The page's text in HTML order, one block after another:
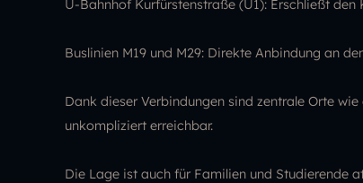
U-Bahnhof Kurfürstenstraße (U1): Erschließt
Buslinien M19 und M29: Direkte Anbindung an
Dank dieser Verbindungen sind zentrale Orte
unkompliziert erreichbar.
Die Lage ist auch für Familien und Studierende